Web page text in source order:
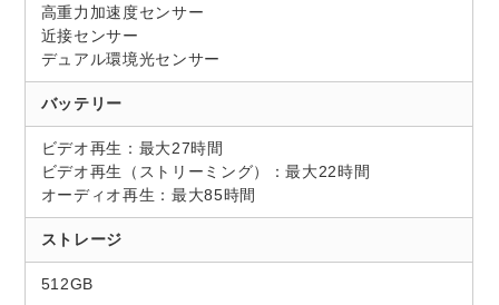
高重力加速度センサー
近接センサー
デュアル環境光センサー
バッテリー
ビデオ再生：最大27時間
ビデオ再生（ストリーミング）：最大22時間
オーディオ再生：最大85時間
ストレージ
512GB